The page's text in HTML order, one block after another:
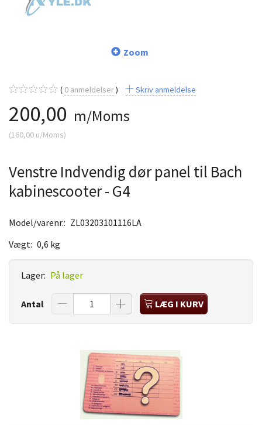
Zoom
0 anmeldelser Skriv anmeldelse
200,00 m/Moms
(160,00 u/Moms)
Venstre Indvendig dør panel til Bach
kabinescooter - G4
Model/varenr.: ZL03203101116LA
Vægt: 0,6 kg
Lager: På lager
Antal LÆG I KURV